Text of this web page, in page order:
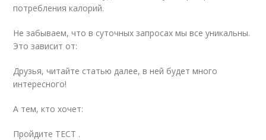
потребления калорий.
Не забываем, что в суточных запросах мы все уникальны.
Это зависит от:
Друзья, читайте статью далее, в ней будет много
интересного!
А тем, кто хочет:
Пройдите ТЕСТ .